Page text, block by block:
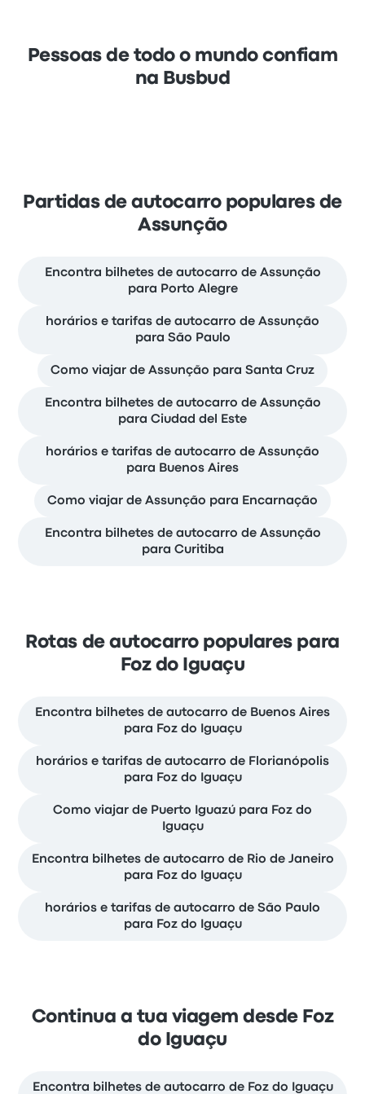
Pessoas de todo o mundo confiam
na Busbud
Partidas de autocarro populares de
Assunção
Encontra bilhetes de autocarro de Assunção
para Porto Alegre
horários e tarifas de autocarro de Assunção
para São Paulo
Como viajar de Assunção para Santa Cruz
Encontra bilhetes de autocarro de Assunção
para Ciudad del Este
horários e tarifas de autocarro de Assunção
para Buenos Aires
Como viajar de Assunção para Encarnação
Encontra bilhetes de autocarro de Assunção
para Curitiba
Rotas de autocarro populares para
Foz do Iguaçu
Encontra bilhetes de autocarro de Buenos Aires
para Foz do Iguaçu
horários e tarifas de autocarro de Florianópolis
para Foz do Iguaçu
Como viajar de Puerto Iguazú para Foz do
Iguaçu
Encontra bilhetes de autocarro de Rio de Janeiro
para Foz do Iguaçu
horários e tarifas de autocarro de São Paulo
para Foz do Iguaçu
Continua a tua viagem desde Foz
do Iguaçu
Encontra bilhetes de autocarro de Foz do Iguaçu